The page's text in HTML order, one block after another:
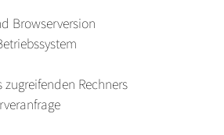
Browserversion
Rechners